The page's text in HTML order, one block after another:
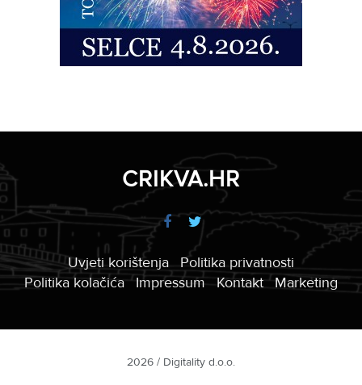
CRIKVA.HR
Uvjeti korištenja
Politika privatnosti
Politika kolačića
Impressum Kontakt Marketing
2026 / Digitality d.o.o.